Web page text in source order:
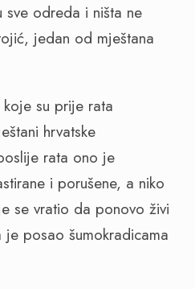
odreda i ništa ne
jedan od mještana
su prije rata
hrvatske
rata ono je
i porušene, a niko
se vratio da ponovo živi
posao šumokradicama